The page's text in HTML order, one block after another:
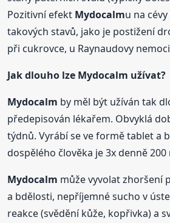
Pozitivní efekt Mydocalmu na
takových stavů, jako je postižení
při cukrovce, u Raynaudovy
Jak dlouho lze Mydocalm užívat?
Mydocalm by měl být užíván tak
předepisován lékařem. Obvyklá
týdnů. Vyrábí se ve formě tablet a
dospělého člověka je 3x denně 200
Mydocalm může vyvolat zhoršení
a bdělosti, nepříjemné sucho v
reakce (svědění kůže, kopřivka) a